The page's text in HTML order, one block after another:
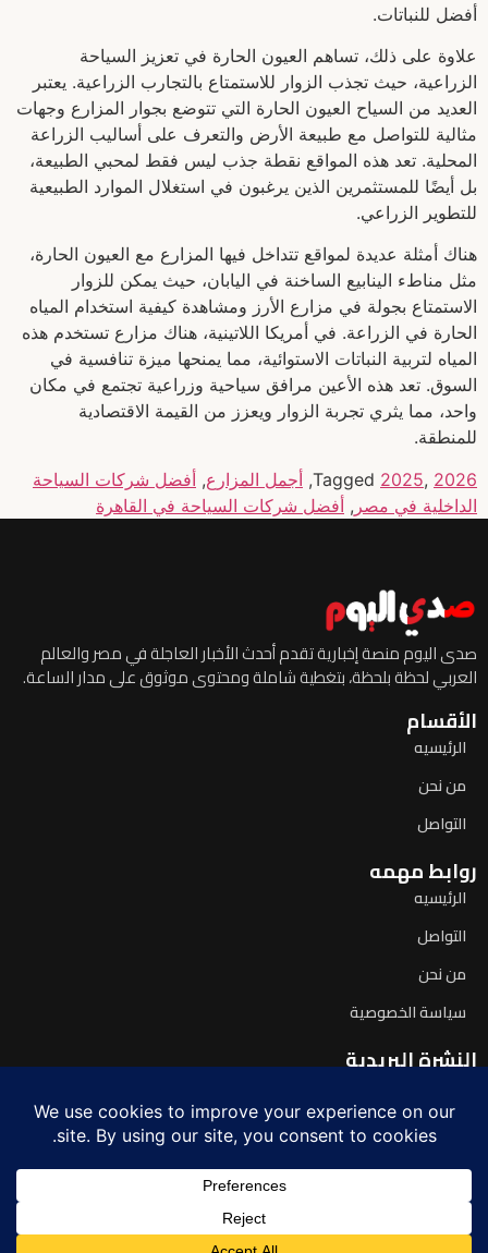
أفضل للنباتات.
علاوة على ذلك، تساهم العيون الحارة في تعزيز السياحة
الزراعية، حيث تجذب الزوار للاستمتاع بالتجارب الزراعية. يعتبر
العديد من السياح العيون الحارة التي تتوضع بجوار المزارع وجهات
مثالية للتواصل مع طبيعة الأرض والتعرف على أساليب الزراعة
المحلية. تعد هذه المواقع نقطة جذب ليس فقط لمحبي الطبيعة،
بل أيضًا للمستثمرين الذين يرغبون في استغلال الموارد الطبيعية
للتطوير الزراعي.
هناك أمثلة عديدة لمواقع تتداخل فيها المزارع مع العيون الحارة،
مثل مناطء الينابيع الساخنة في اليابان، حيث يمكن للزوار
الاستمتاع بجولة في مزارع الأرز ومشاهدة كيفية استخدام المياه
الحارة في الزراعة. في أمريكا اللاتينية، هناك مزارع تستخدم هذه
المياه لتربية النباتات الاستوائية، مما يمنحها ميزة تنافسية في
السوق. تعد هذه الأعين مرافق سياحية وزراعية تجتمع في مكان
واحد، مما يثري تجربة الزوار ويعزز من القيمة الاقتصادية
للمنطقة.
Tagged 2025, 2026
, أجمل المزارع, أفضل شركات السياحة
الداخلية في مصر , أفضل شركات السياحة في القاهرة
صدى اليوم منصة إخبارية تقدم أحدث الأخبار العاجلة في مصر والعالم
العربي لحظة بلحظة، بتغطية شاملة ومحتوى موثوق على مدار الساعة.
الأقسام
الرئيسيه
من نحن
التواصل
روابط مهمه
الرئيسيه
التواصل
من نحن
سياسة الخصوصية
النشرة البريدية